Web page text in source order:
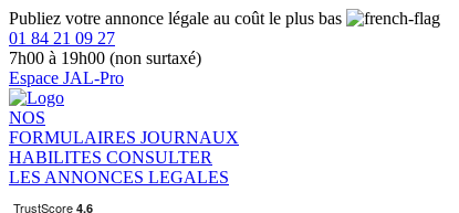
Publiez votre annonce légale au coût le plus bas
01 84 21 09 27
7h00 à 19h00 (non surtaxé)
Espace JAL-Pro
NOS
FORMULAIRES JOURNAUX
HABILITES CONSULTER
LES ANNONCES LEGALES